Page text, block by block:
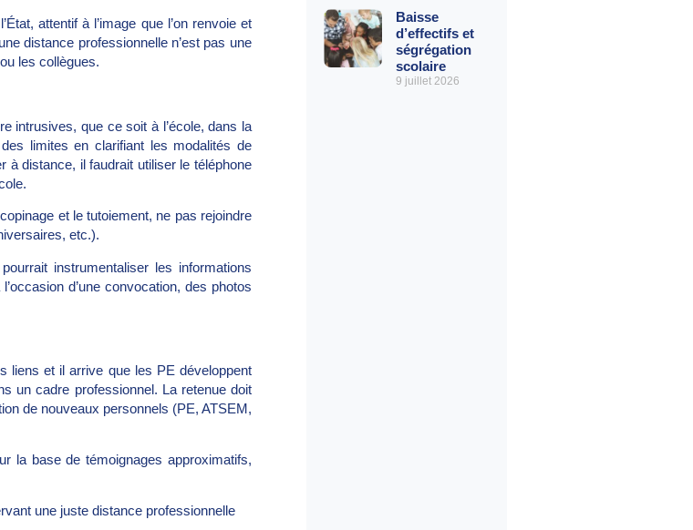
attentif à l’image que l’on renvoie et
distance professionnelle n’est pas une
les collègues.
intrusives, que ce soit à l’école, dans la
limites en clarifiant les modalités de
à distance, il faudrait utiliser le téléphone
et le tutoiement, ne pas rejoindre
etc.).
instrumentaliser les informations
d’une convocation, des photos
liens et il arrive que les PE développent
un cadre professionnel. La retenue doit
de nouveaux personnels (PE, ATSEM,
la base de témoignages approximatifs,
une juste distance professionnelle
Baisse
d’effectifs et
ségrégation
scolaire
9 juillet 2026